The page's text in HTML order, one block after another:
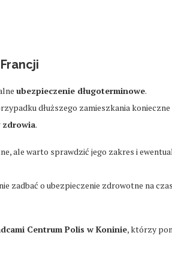
ubezpieczenie długoterminowe.
dłuższego zamieszkania konieczne
zdrowia.
ale warto sprawdzić jego zakres i
zadbać o ubezpieczenie zdrowotne na czas
Centrum Polis w Koninie, którzy